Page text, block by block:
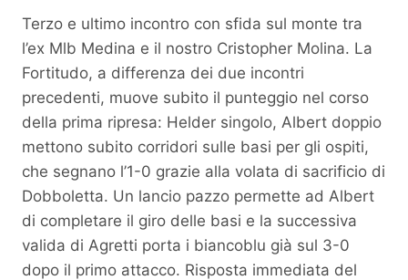
Terzo e ultimo incontro con sfida sul monte tra
l’ex Mlb Medina e il nostro Cristopher Molina. La
Fortitudo, a differenza dei due incontri
precedenti, muove subito il punteggio nel corso
della prima ripresa: Helder singolo, Albert doppio
mettono subito corridori sulle basi per gli ospiti,
che segnano l’1-0 grazie alla volata di sacrificio di
Dobboletta. Un lancio pazzo permette ad Albert
di completare il giro delle basi e la successiva
valida di Agretti porta i biancoblu già sul 3-0
dopo il primo attacco. Risposta immediata del